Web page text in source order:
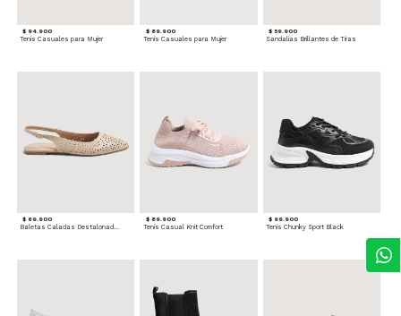
$ 94.900
Tenis Casuales para Mujer
$ 89.900
Tenis Casuales para Mujer
$ 59.900
Sandalias Brillantes de Tiras
$ 69.900
Baletas Caladas Destalonadas
$ 89.900
Tenis Casual Knit Comfort
$ 99.900
Tenis Chunky Sport Black